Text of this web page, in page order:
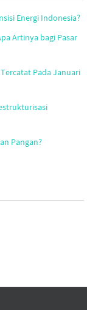
Energi Indonesia?
Artinya bagi Pasar
Pada Januari
Pangan?